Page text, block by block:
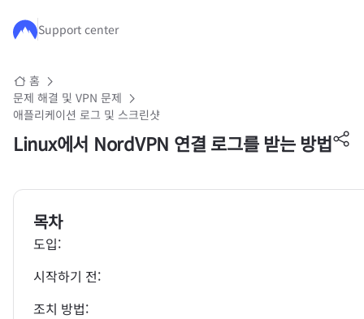
주요 콘텐츠로 건너뛰기
Support center
홈
문제 해결 및 VPN 문제
애플리케이션 로그 및 스크린샷
Linux에서 NordVPN 연결 로그를 받는 방법
목차
도입:
시작하기 전:
조치 방법: